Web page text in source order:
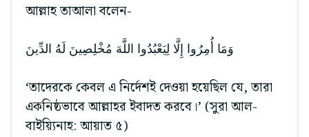
আল্লাহ তাআলা বলেন-
وَمَا أُمِرُوا إِلَّا لِيَعْبُدُوا اللَّهَ مُخْلِصِينَ لَهُ الدِّينَ
‘তাদেরকে কেবল এ নির্দেশই দেওয়া হয়েছিল যে, তারা
একনিষ্ঠভাবে আল্লাহর ইবাদত করবে।’ (সুরা আল-
বাইয়্যিনাহ: আয়াত ৫)